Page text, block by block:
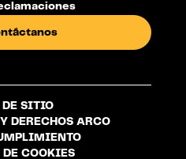
DE SITIO
DERECHOS ARCO
COOKIES